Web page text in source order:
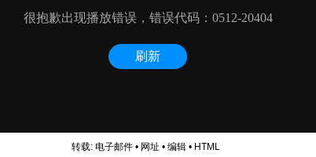
转载: 电子邮件• 网址 • 编辑• HTML